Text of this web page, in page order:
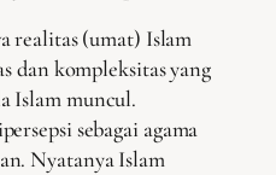
realitas (umat) Islam
kompleksitas yang
Islam muncul.
sebagai agama
Nyatanya Islam